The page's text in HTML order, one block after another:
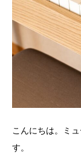
こんにちは。ミ
す。